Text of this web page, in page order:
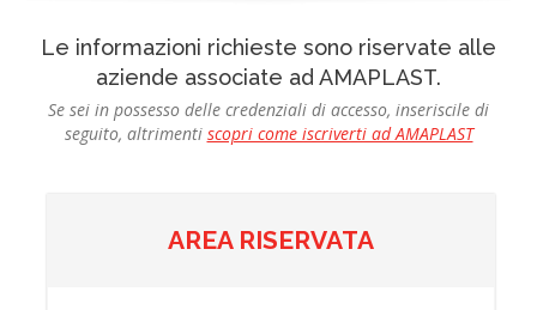
Le informazioni richieste sono riservate alle
aziende associate ad AMAPLAST.
Se sei in possesso delle credenziali di accesso, inseriscile di
seguito, altrimenti scopri come iscriverti ad AMAPLAST
AREA RISERVATA